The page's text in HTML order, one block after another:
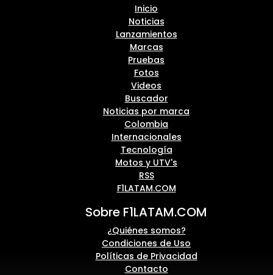
Inicio
Noticias
Lanzamientos
Marcas
Pruebas
Fotos
Videos
Buscador
Noticias por marca
Colombia
Internacionales
Tecnología
Motos y UTV's
RSS
F1LATAM.COM
Sobre F1LATAM.COM
¿Quiénes somos?
Condiciones de Uso
Políticas de Privacidad
Contacto